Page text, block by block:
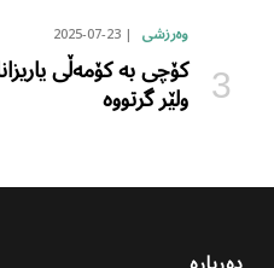
وەرزشی 2025-07-23
کۆچی بە کۆمەڵی
ولێر گرتووە